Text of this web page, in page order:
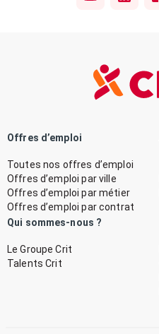
Offres d’emploi
Toutes nos offres d’emploi
Offres d’emploi par ville
Offres d’emploi par métier
Offres d’emploi par contrat
Qui sommes-nous ?
Le Groupe Crit
Talents Crit